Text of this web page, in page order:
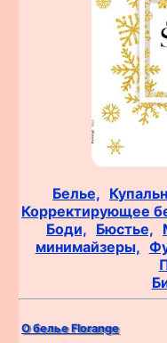
Белье,
Корректирующее
Боди, Бюстье,
минимайзеры,
О белье Florange